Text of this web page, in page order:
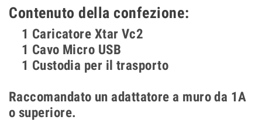
Contenuto della confezione:
1 Caricatore Xtar Vc2
1 Cavo Micro USB
1 Custodia per il trasporto
Raccomandato un adattatore a muro da 1A
o superiore.